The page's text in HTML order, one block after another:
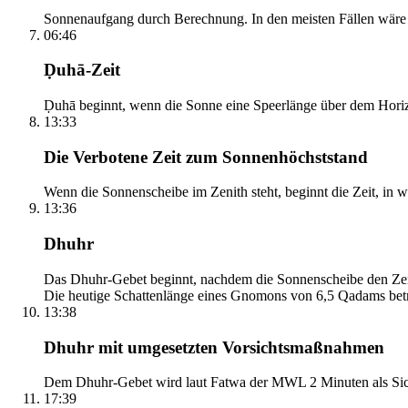
Sonnenaufgang durch Berechnung. In den meisten Fällen
06:46
Ḍuhā-Zeit
Ḍuhā beginnt, wenn die Sonne eine Speerlänge über dem
13:33
Die Verbotene Zeit zum Sonnenhöchststand
Wenn die Sonnenscheibe im Zenith steht, beginnt die Zeit, in
13:36
Dhuhr
Das Dhuhr-Gebet beginnt, nachdem die Sonnenscheibe den
Die heutige Schattenlänge eines Gnomons von 6,5 Qadams
13:38
Dhuhr mit umgesetzten Vorsichtsmaßnahmen
Dem Dhuhr-Gebet wird laut Fatwa der MWL 2 Minuten als
17:39